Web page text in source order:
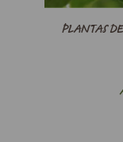
PLANTAS